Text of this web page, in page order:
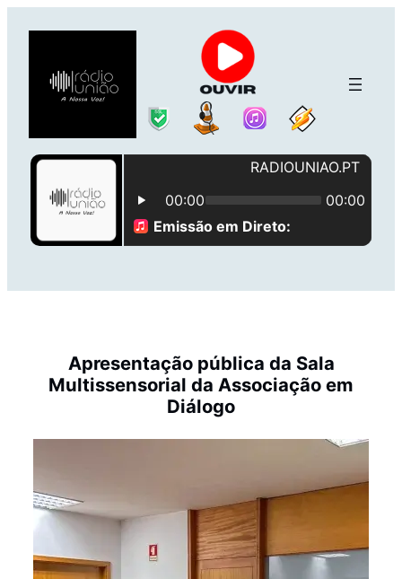
para
conteúdo
Apresentação pública da Sala
Multissensorial da Associação em
Diálogo